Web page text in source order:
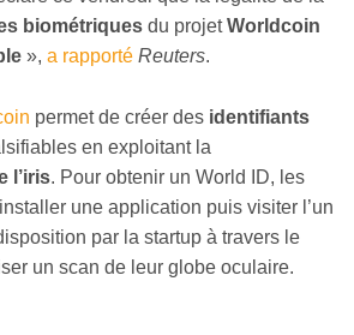
biométriques du projetWorldcoin
», a rapporté Reuters.
permet de créer des identifiants
en exploitant la
l’iris. Pour obtenir un World ID, les
une application puis visiter l’un
par la startup à travers le
un scan de leur globe oculaire.